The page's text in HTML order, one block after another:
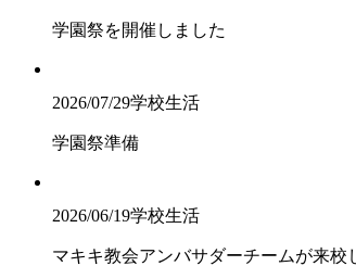
学園祭を開催しました
2026/07/29学校生活
学園祭準備
2026/06/19学校生活
マキキ教会アンバサダーチームが来校